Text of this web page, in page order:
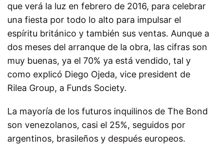
que verá la luz en febrero de 2016, para celebrar
una fiesta por todo lo alto para impulsar el
espíritu británico y también sus ventas. Aunque a
dos meses del arranque de la obra, las cifras son
muy buenas, ya el 70% ya está vendido, tal y
como explicó Diego Ojeda, vice president de
Rilea Group, a Funds Society.
La mayoría de los futuros inquilinos de The Bond
son venezolanos, casi el 25%, seguidos por
argentinos, brasileños y después europeos.